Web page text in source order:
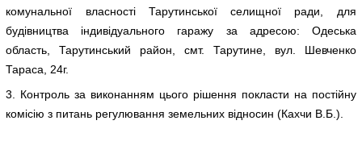
комунальної власності Тарутинської селищної ради, для
будівництва індивідуального гаражу за адресою: Одеська
область, Тарутинський район, смт. Тарутине, вул. Шевченко
Тараса, 24г.
3. Контроль за виконанням цього рішення покласти на постійну
комісію з питань регулювання земельних відносин (Кахчи В.Б.).